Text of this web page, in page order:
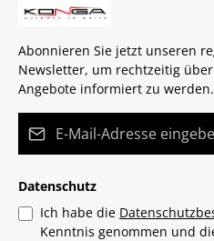
Abonnieren Sie jetzt unseren
Newsletter, um rechtzeitig
Angebote informiert zu werden.
Datenschutz
Ich habe die
Kenntnis genommen und